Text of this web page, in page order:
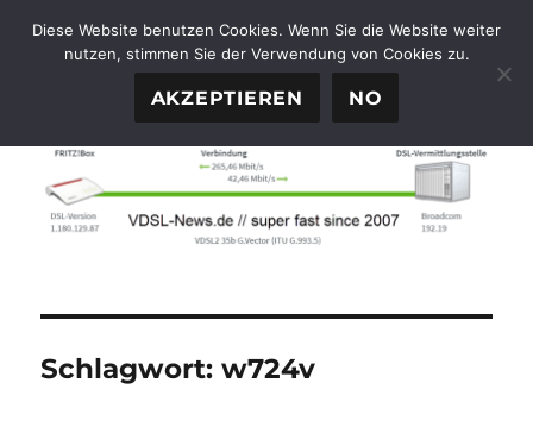
FTTH-News.de
Schlagwort:w724v
Diese Website benutzen Cookies. Wenn Sie die Website weiter
nutzen, stimmen Sie der Verwendung von Cookies zu.
AKZEPTIEREN NO